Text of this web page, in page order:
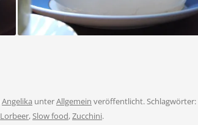
Angelika unterAllgemein veröffentlicht. Schlagwörter:
Lorbeer,Slow food,Zucchini.